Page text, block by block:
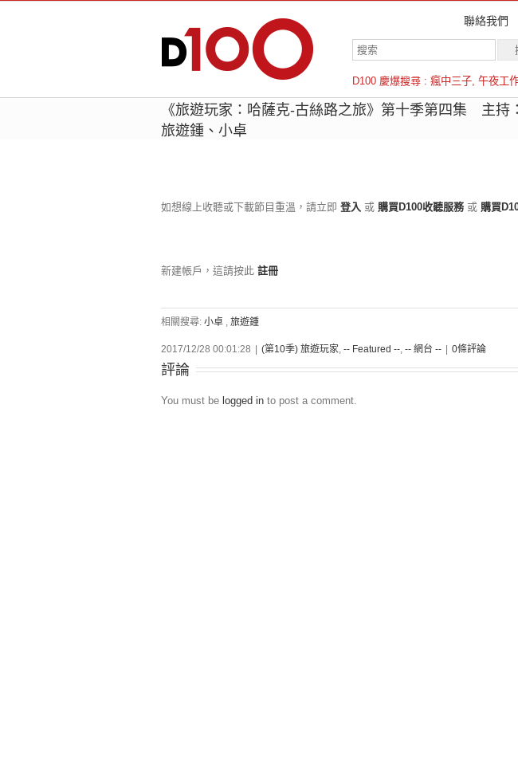
聯絡我們
D100 慶爆搜尋 : 瘋中三子, 午夜工
羅倫斯
《旅遊玩家：哈薩克-古絲路之旅》第十季第四集 主持：
旅遊鍾、小卓
如想線上收聽或下載節目重溫，請立即 登入 或 購買D100收聽服務 或 購買
新建帳戶，這請按此 註冊
相關搜尋: 小卓 , 旅遊鍾
2017/12/28 00:01:28 (第10季) 旅遊玩家, -- Featured --, -- 網台 -- 0條評論
評論
You must be logged in to post a comment.